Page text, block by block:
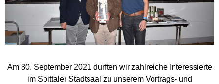
Am 30. September 2021 durften wir zahlreiche Interessierte
im Spittaler Stadtsaal zu unserem Vortrags- und